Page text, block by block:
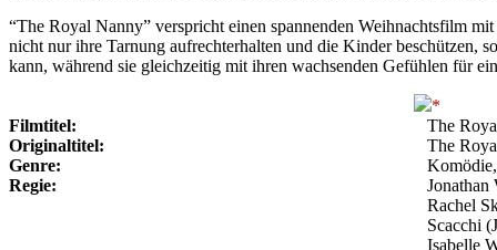
“The Royal Nanny” verspricht einen spannenden Weihnachtsfilm
nicht nur ihre Tarnung aufrechterhalten und die Kinder beschützen,
kann, während sie gleichzeitig mit ihren wachsenden Gefühlen für
Filmtitel:
The
Originaltitel:
The
Genre:
Regie:
Jonathan
Rachel
Scacchi
Isabelle